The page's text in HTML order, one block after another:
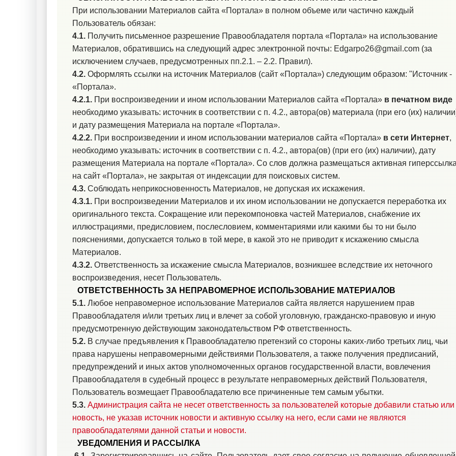
При использовании Материалов сайта «Портала» в полном объеме или частично каждый
Пользователь обязан:
4.1. Получить письменное разрешение Правообладателя портала «Портала» на использование
Материалов, обратившись на следующий адрес электронной почты: Edgarpo26@gmail.com (за
исключением случаев, предусмотренных пп.2.1. – 2.2. Правил).
4.2. Оформлять ссылки на источник Материалов (сайт «Портала») следующим образом: "Источник -
«Портала».
4.2.1. При воспроизведении и ином использовании Материалов сайта «Портала» в печатном виде
необходимо указывать: источник в соответствии с п. 4.2., автора(ов) материала (при его (их)
и дату размещения Материала на портале «Портала».
4.2.2. При воспроизведении и ином использовании материалов сайта «Портала» в сети Интернет,
необходимо указывать: источник в соответствии с п. 4.2., автора(ов) (при его (их) наличии), дату
размещения Материала на портале «Портала». Со слов должна размещаться активная
на сайт «Портала», не закрытая от индексации для поисковых систем.
4.3. Соблюдать неприкосновенность Материалов, не допуская их искажения.
4.3.1. При воспроизведении Материалов и их ином использовании не допускается переработка их
оригинального текста. Сокращение или перекомпоновка частей Материалов, снабжение их
иллюстрациями, предисловием, послесловием, комментариями или какими бы то ни было
пояснениями, допускается только в той мере, в какой это не приводит к искажению смысла
Материалов.
4.3.2. Ответственность за искажение смысла Материалов, возникшее вследствие их неточного
воспроизведения, несет Пользователь.
ОТВЕТСТВЕННОСТЬ ЗА НЕПРАВОМЕРНОЕ ИСПОЛЬЗОВАНИЕ МАТЕРИАЛОВ
5.1. Любое неправомерное использование Материалов сайта является нарушением прав
Правообладателя и/или третьих лиц и влечет за собой уголовную, гражданско-правовую и иную
предусмотренную действующим законодательством РФ ответственность.
5.2. В случае предъявления к Правообладателю претензий со стороны каких-либо третьих лиц, чьи
права нарушены неправомерными действиями Пользователя, а также получения предписаний,
предупреждений и иных актов уполномоченных органов государственной власти, вовлечения
Правообладателя в судебный процесс в результате неправомерных действий Пользователя,
Пользователь возмещает Правообладателю все причиненные тем самым убытки.
5.3. Администрация сайта не несет ответственность за пользователей которые добавили статью или
новость, не указав источник новости и активную ссылку на него, если сами не являются
правообладателями данной статьи и новости.
УВЕДОМЛЕНИЯ И РАССЫЛКА